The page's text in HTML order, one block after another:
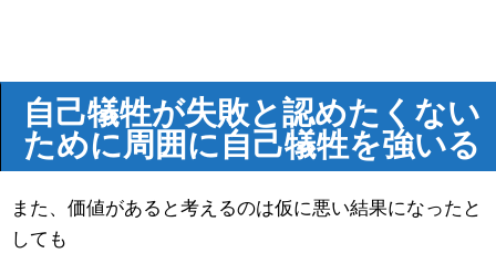
自己犠牲が失敗と認めたくない
ために周囲に自己犠牲を強いる
また、価値があると考えるのは仮に悪い結果になったと
しても